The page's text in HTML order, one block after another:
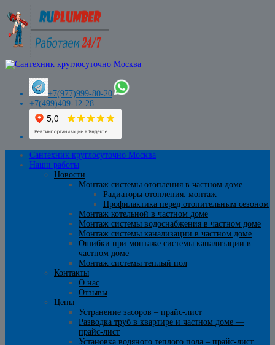
+7(977)999-80-20
+7(499)409-12-28
Сантехник круглосуточно Москва
Наши работы
Новости
Монтаж системы отопления в частном доме
Радиаторы отопления. монтаж
Профилактика перед отопительным сезоном
Монтаж котельной в частном доме
Монтаж системы водоснабжения в частном доме
Монтаж системы канализации в частном доме
Ошибки при монтаже системы канализации в
частном доме
Монтаж системы теплый пол
Контакты
О нас
Отзывы
Цены
Устранение засоров – прайс-лист
Разводка труб в квартире и частном доме —
прайс-лист
Установка водяного теплого пола – прайс-лист